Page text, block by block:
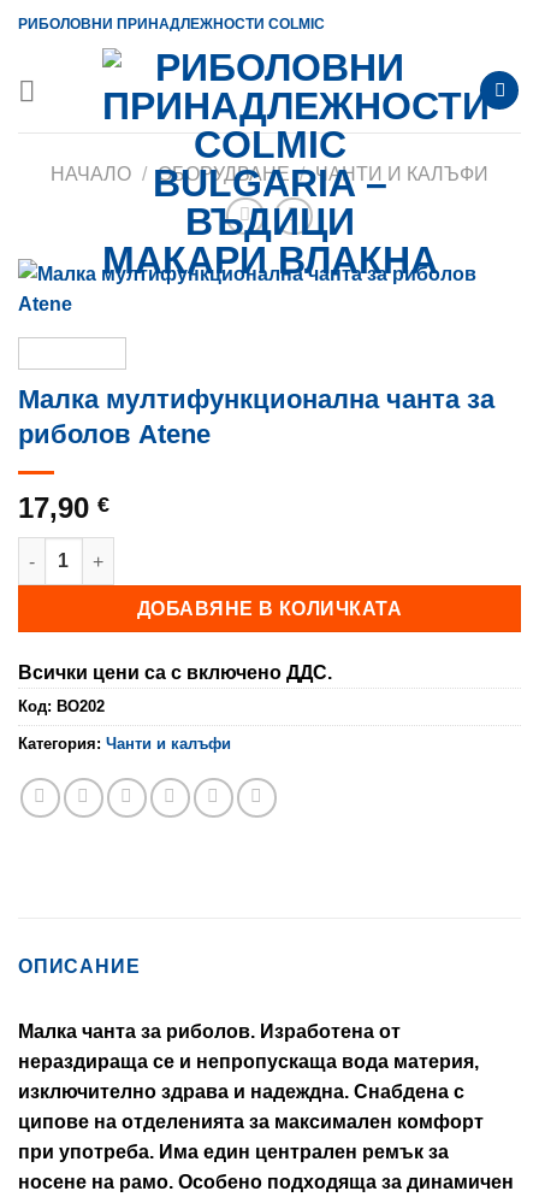
SkipРИБОЛОВНИ ПРИНАДЛЕЖНОСТИ COLMIC
НАЧАЛО / ОБОРУДВАНЕ / ЧАНТИ И КАЛЪФИ
Малка мултифункционална чанта за
риболов Atene
17,90 €
количество за Малка мултифункционална чанта за риболов
ДОБАВЯНЕ В КОЛИЧКАТА
Всички цени са с включено ДДС.
Код: BO202
Категория: Чанти и калъфи
ОПИСАНИЕ
Малка чанта за риболов. Изработена от
нераздираща се и непропускаща вода материя,
изключително здрава и надеждна. Снабдена с
ципове на отделенията за максимален комфорт
при употреба. Има един централен ремък за
носене на рамо. Особено подходяща за динамичен